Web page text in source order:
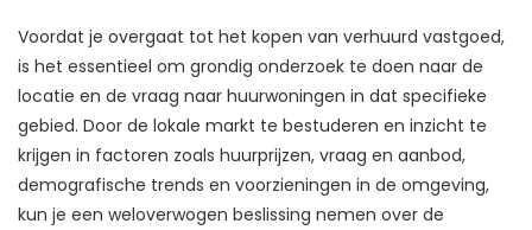
Voordat je overgaat tot het kopen van verhuurd vastgoed,
is het essentieel om grondig onderzoek te doen naar de
locatie en de vraag naar huurwoningen in dat specifieke
gebied. Door de lokale markt te bestuderen en inzicht te
krijgen in factoren zoals huurprijzen, vraag en aanbod,
demografische trends en voorzieningen in de omgeving,
kun je een weloverwogen beslissing nemen over de